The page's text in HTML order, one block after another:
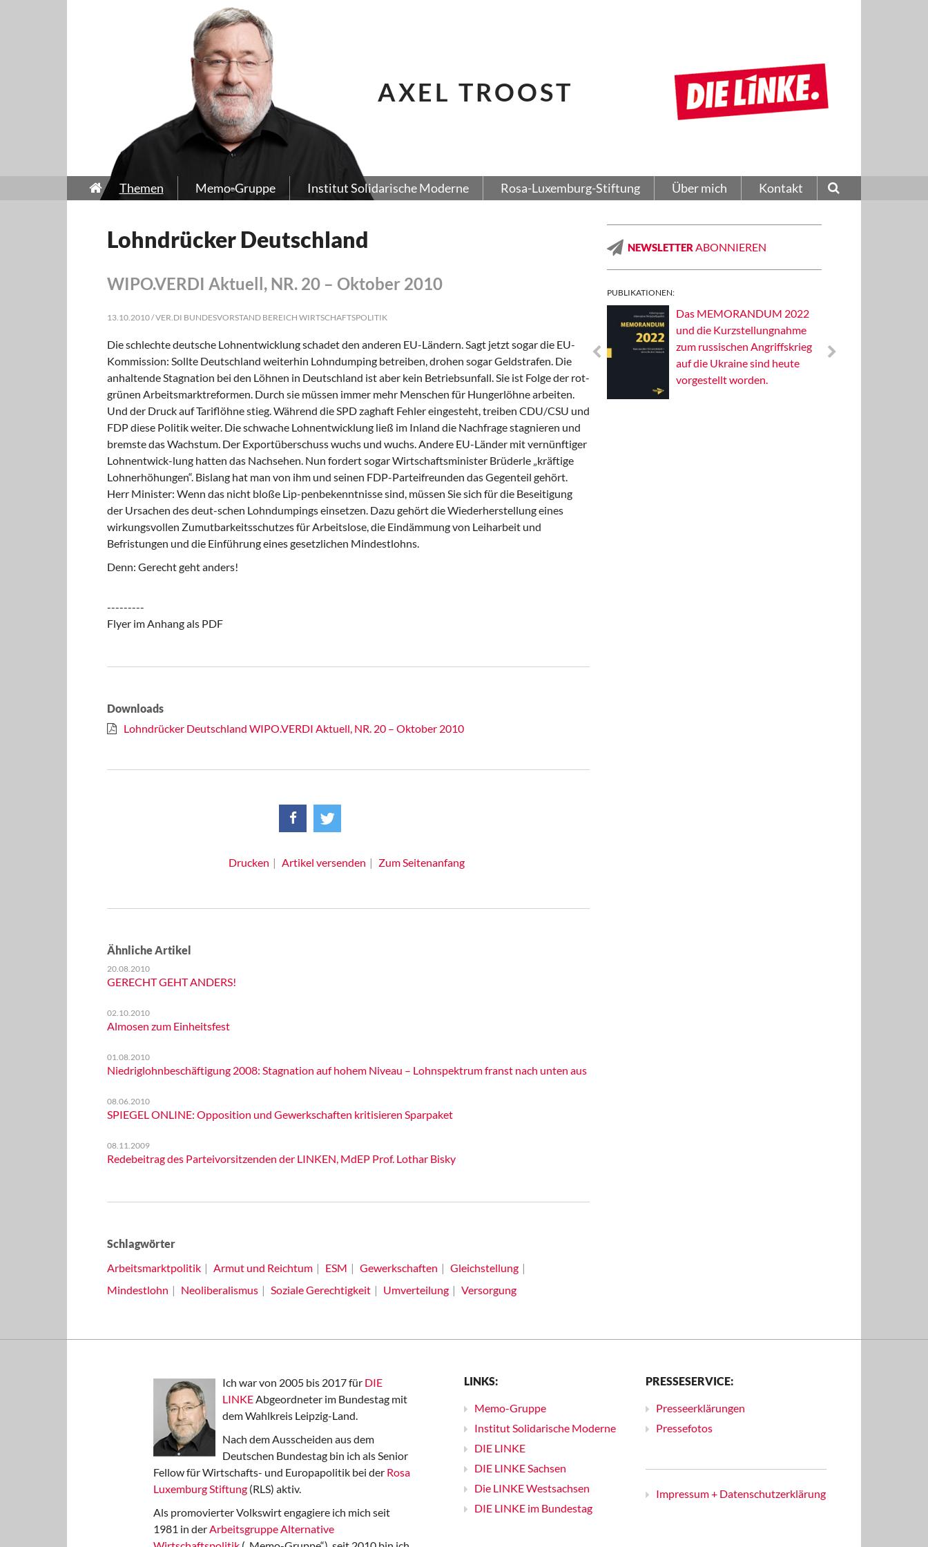
AXEL TROOST
Themen Memo-Gruppe Institut Solidarische Moderne Rosa-Luxemburg-Stiftung Über mich Kontakt
Lohndrücker Deutschland
WIPO.VERDI Aktuell, NR. 20 – Oktober 2010
13.10.2010 / VER.DI BUNDESVORSTAND BEREICH WIRTSCHAFTSPOLITIK
Die schlechte deutsche Lohnentwicklung schadet den anderen EU-Ländern. Sagt jetzt sogar die EU-
Kommission: Sollte Deutschland weiterhin Lohndumping betreiben, drohen sogar Geldstrafen. Die
anhaltende Stagnation bei den Löhnen in Deutschland ist aber kein Betriebsunfall. Sie ist Folge der rot-
grünen Arbeitsmarktreformen. Durch sie müssen immer mehr Menschen für Hungerlöhne arbeiten.
Und der Druck auf Tariflöhne stieg. Während die SPD zaghaft Fehler eingesteht, treiben CDU/CSU und
FDP diese Politik weiter. Die schwache Lohnentwicklung ließ im Inland die Nachfrage stagnieren und
bremste das Wachstum. Der Exportüberschuss wuchs und wuchs. Andere EU-Länder mit vernünftiger
Lohnentwick-lung hatten das Nachsehen. Nun fordert sogar Wirtschaftsminister Brüderle „kräftige
Lohnerhöhungen“. Bislang hat man von ihm und seinen FDP-Parteifreunden das Gegenteil gehört.
Herr Minister: Wenn das nicht bloße Lip-penbekenntnisse sind, müssen Sie sich für die Beseitigung
der Ursachen des deut-schen Lohndumpings einsetzen. Dazu gehört die Wiederherstellung eines
wirkungsvollen Zumutbarkeitsschutzes für Arbeitslose, die Eindämmung von Leiharbeit und
Befristungen und die Einführung eines gesetzlichen Mindestlohns.
Denn: Gerecht geht anders!
---------
Flyer im Anhang als PDF
Downloads
Lohndrücker Deutschland WIPO.VERDI Aktuell, NR. 20 – Oktober 2010
Drucken Artikel versenden Zum Seitenanfang
Ähnliche Artikel
20.08.2010
GERECHT GEHT ANDERS!
02.10.2010
Almosen zum Einheitsfest
01.08.2010
Niedriglohnbeschäftigung 2008: Stagnation auf hohem Niveau – Lohnspektrum franst nach unten aus
08.06.2010
SPIEGEL ONLINE: Opposition und Gewerkschaften kritisieren Sparpaket
08.11.2009
Redebeitrag des Parteivorsitzenden der LINKEN, MdEP Prof. Lothar Bisky
Schlagwörter
Arbeitsmarktpolitik
Armut und Reichtum ESM Gewerkschaften
Gleichstellung
Mindestlohn
Neoliberalismus Soziale Gerechtigkeit Umverteilung Versorgung
NEWSLETTER ABONNIEREN
PUBLIKATIONEN:
Das MEMORANDUM 2022
und die Kurzstellungnahme
zum russischen Angriffskrieg
auf die Ukraine sind heute
vorgestellt worden.
Ich war von 2005 bis 2017 für DIE
LINKEAbgeordneter im Bundestag mit
dem Wahlkreis Leipzig-Land.
Nach dem Ausscheiden aus dem
Deutschen Bundestag bin ich als Senior
Fellow für Wirtschafts- und Europapolitik bei der Rosa
Luxemburg Stiftung (RLS) aktiv.
Als promovierter Volkswirt engagiere ich mich seit
1981 in derArbeitsgruppe Alternative
LINKS:
Memo-Gruppe
Institut Solidarische Moderne
DIE LINKE
DIE LINKE Sachsen
Die LINKE Westsachsen
DIE LINKE im Bundestag
PRESSESERVICE:
Presseerklärungen
Pressefotos
Impressum + Datenschutzerklärung